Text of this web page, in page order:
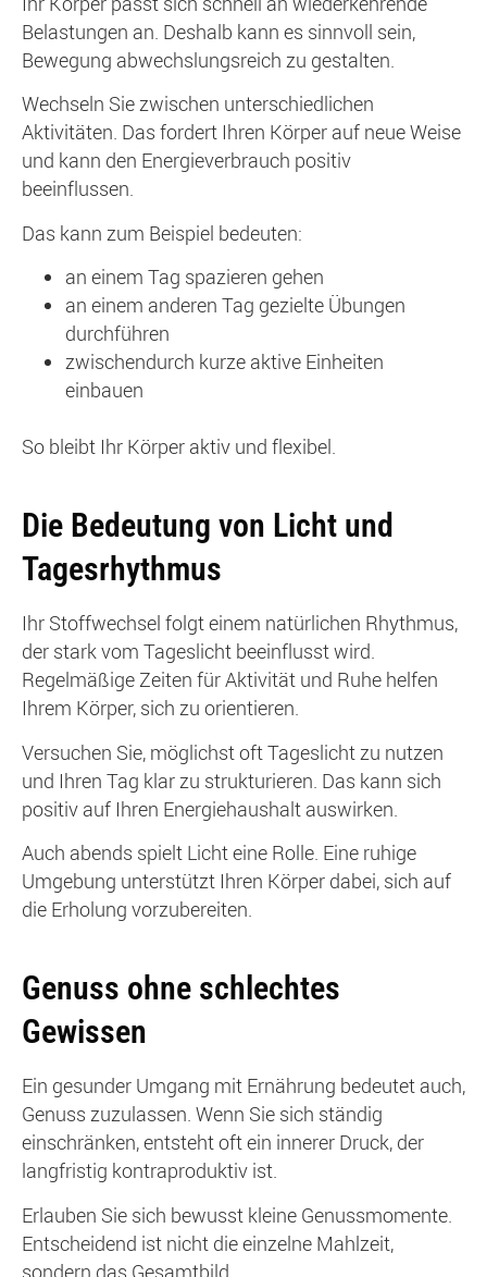
Belastungen an. Deshalb kann es sinnvoll sein,
Bewegung abwechslungsreich zu gestalten.
Wechseln Sie zwischen unterschiedlichen
Aktivitäten. Das fordert Ihren Körper auf neue Weise
und kann den Energieverbrauch positiv
beeinflussen.
Das kann zum Beispiel bedeuten:
an einem Tag spazieren gehen
an einem anderen Tag gezielte Übungen
durchführen
zwischendurch kurze aktive Einheiten
einbauen
So bleibt Ihr Körper aktiv und flexibel.
Die Bedeutung von Licht und
Tagesrhythmus
Ihr Stoffwechsel folgt einem natürlichen Rhythmus,
der stark vom Tageslicht beeinflusst wird.
Regelmäßige Zeiten für Aktivität und Ruhe helfen
Ihrem Körper, sich zu orientieren.
Versuchen Sie, möglichst oft Tageslicht zu nutzen
und Ihren Tag klar zu strukturieren. Das kann sich
positiv auf Ihren Energiehaushalt auswirken.
Auch abends spielt Licht eine Rolle. Eine ruhige
Umgebung unterstützt Ihren Körper dabei, sich auf
die Erholung vorzubereiten.
Genuss ohne schlechtes
Gewissen
Ein gesunder Umgang mit Ernährung bedeutet auch,
Genuss zuzulassen. Wenn Sie sich ständig
einschränken, entsteht oft ein innerer Druck, der
langfristig kontraproduktiv ist.
Erlauben Sie sich bewusst kleine Genussmomente.
Entscheidend ist nicht die einzelne Mahlzeit,
sondern das Gesamtbild.